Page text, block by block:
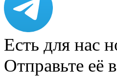
Есть для нас
Отправьте её